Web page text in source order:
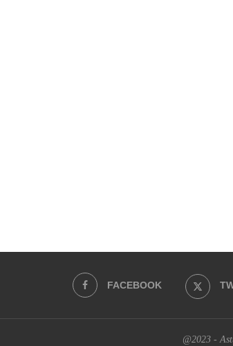
FACEBOOK
@2023 -